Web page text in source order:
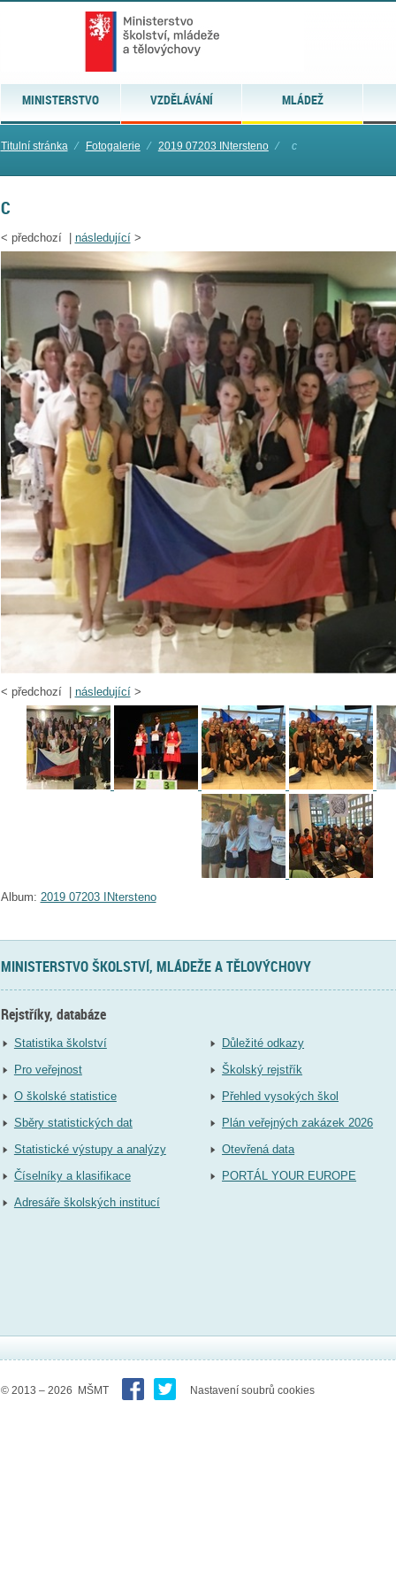
MINISTERSTVO VZDĚLÁVÁNÍ MLÁDEŽ
Titulní stránka ⁄ Fotogalerie ⁄ 2019 07203 INtersteno ⁄ c
C
< předchozí | následující>
< předchozí | následující>
Album: 2019 07203 INtersteno
MINISTERSTVO ŠKOLSTVÍ, MLÁDEŽE A TĚLOVÝCHOVY
Rejstříky, databáze
Statistika školství
Pro veřejnost
O školské statistice
Sběry statistických dat
Statistické výstupy a analýzy
Číselníky a klasifikace
Adresáře školských institucí
Důležité odkazy
Školský rejstřík
Přehled vysokých škol
Plán veřejných zakázek 2026
Otevřená data
PORTÁL YOUR EUROPE
© 2013 – 2026 MŠMT Nastavení soubrů cookies